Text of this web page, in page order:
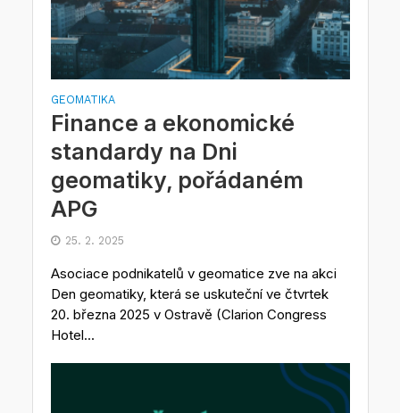
GEOMATIKA
Finance a ekonomické
standardy na Dni
geomatiky, pořádaném
APG
25. 2. 2025
Asociace podnikatelů v geomatice zve na akci
Den geomatiky, která se uskuteční ve čtvrtek
20. března 2025 v Ostravě (Clarion Congress
Hotel...